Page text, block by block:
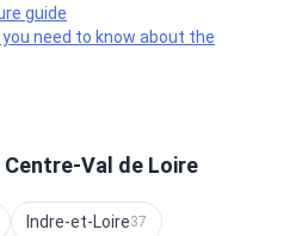
guide
need to know about the
Val de Loire
Indre-et-Loire37